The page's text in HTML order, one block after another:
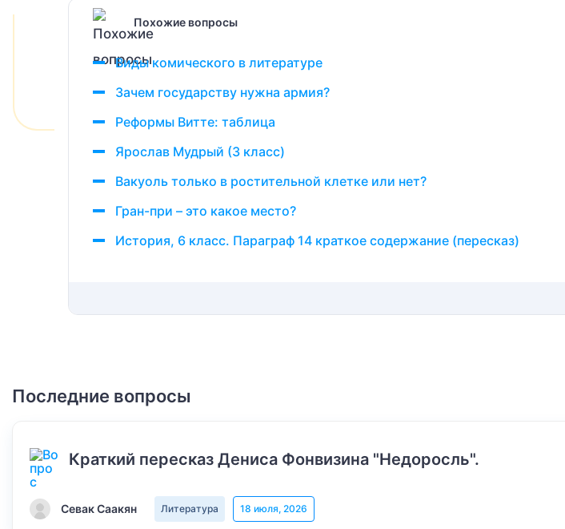
Похожие вопросы
Виды комического в литературе
Зачем государству нужна армия?
Реформы Витте: таблица
Ярослав Мудрый (3 класс)
Вакуоль только в ростительной клетке или нет?
Гран-при – это какое место?
История, 6 класс. Параграф 14 краткое содержание (пересказ)
Последние вопросы
Краткий пересказ Дениса Фонвизина "Недоросль".
Севак Саакян Литература 18 июля, 2026